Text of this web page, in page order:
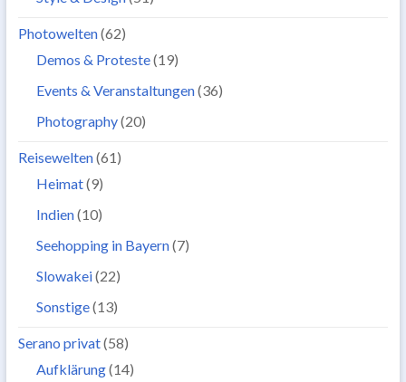
Photowelten(62)
Demos & Proteste(19)
Events & Veranstaltungen(36)
Photography(20)
Reisewelten(61)
Heimat(9)
Indien(10)
Seehopping in Bayern(7)
Slowakei(22)
Sonstige(13)
Serano privat(58)
Aufklärung(14)